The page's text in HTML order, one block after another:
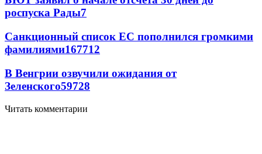
роспуска Рады7
Санкционный список ЕС пополнился громкими
фамилиями167712
В Венгрии озвучили ожидания от
Зеленского59728
Читать комментарии